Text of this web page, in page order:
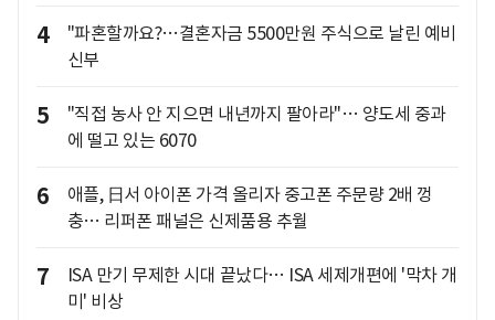
4
"파혼할까요?…결혼자금 5500만원 주식으로 날린 예비
신부
5
"직접 농사 안 지으면 내년까지 팔아라"… 양도세 중과
에 떨고 있는 6070
6
애플, 日서 아이폰 가격 올리자 중고폰 주문량 2배 껑
충… 리퍼폰 패널은 신제품용 추월
7
ISA 만기 무제한 시대 끝났다… ISA 세제개편에 '막차 개
미' 비상